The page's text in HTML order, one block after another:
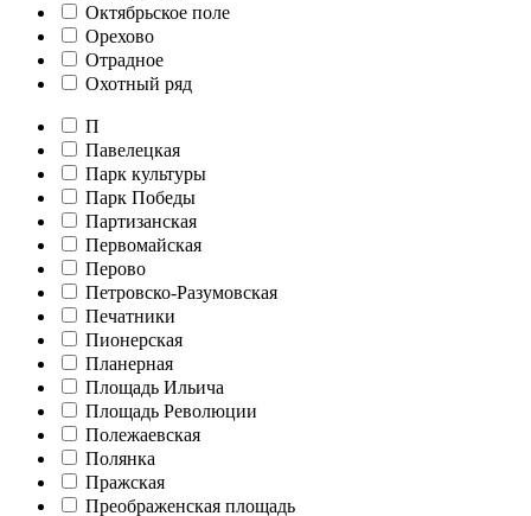
Октябрьское поле
Орехово
Отрадное
Охотный ряд
П
Павелецкая
Парк культуры
Парк Победы
Партизанская
Первомайская
Перово
Петровско-Разумовская
Печатники
Пионерская
Планерная
Площадь Ильича
Площадь Революции
Полежаевская
Полянка
Пражская
Преображенская площадь